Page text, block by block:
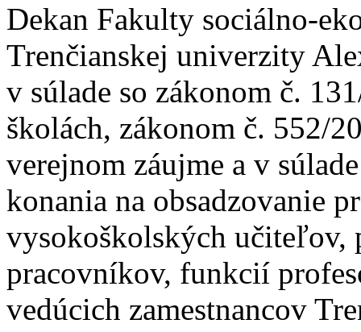
Dekan Fakulty sociálno-
Trenčianskej univerzity
v súlade so zákonom č.
školách, zákonom č. 552/
verejnom záujme a v
konania na obsadzovanie
vysokoškolských učiteľov,
pracovníkov, funkcií
vedúcich zamestnancov